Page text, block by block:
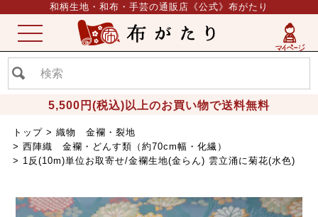
和柄生地・和布・手芸の通販店《公式》布がたり
5,500円(税込)以上のお買い物で送料無料
ME
NU
トップ
織物 金襴・裂地
西陣織 金襴・どんす類（約70cm幅・化繊）
1反(10m)単位お取寄せ/金襴生地(金らん) 雲立涌に菊花(水色)